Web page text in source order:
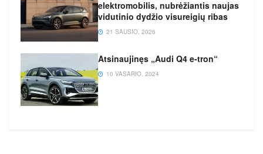
elektromobilis, nubrėžiantis naujas
vidutinio dydžio visureigių ribas
21 SAUSIO, 2026
Atsinaujinęs „Audi Q4 e-tron“
10 VASARIO, 2024